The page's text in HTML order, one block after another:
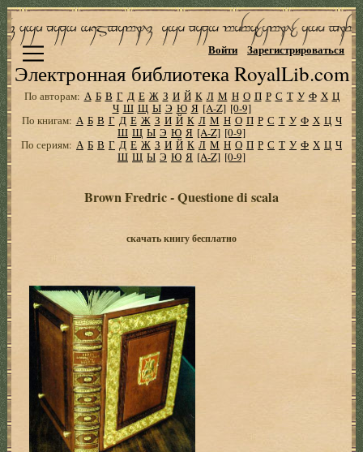
Электронная библиотека RoyalLib.com
Войти Зарегистрироваться
По авторам: А Б В Г Д Е Ж З И Й К Л М Н О П Р С Т У Ф Х Ц
Ч Ш Щ Ы Э Ю Я [A-Z] [0-9]
По книгам: А Б В Г Д Е Ж З И Й К Л М Н О П Р С Т У Ф Х Ц Ч
Ш Щ Ы Э Ю Я [A-Z] [0-9]
По сериям: А Б В Г Д Е Ж З И Й К Л М Н О П Р С Т У Ф Х Ц Ч
Ш Щ Ы Э Ю Я [A-Z] [0-9]
Brown Fredric - Questione di scala
скачать книгу бесплатно